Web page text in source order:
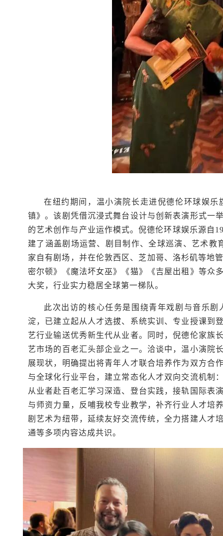
在纽约期间，温小演院长走进倪德伦环球娱
镇》。该剧凭借沉浸式舞台设计与创新表演形式一
的艺术创作与产业运作模式。倪德伦环球娱乐源自
建了涵盖剧场运营、剧目制作、全球巡演、艺术
家自有剧场，并在伦敦西区、芝加哥、洛杉矶等地
密尔顿》《魔法坏女巫》《猫》《吉屋出租》等众
大奖，行业实力稳居全球第一梯队。
此次出访的核心任务是围绕青年戏剧与音乐
淀，已建立起从人才选拔、系统实训、专业授课到
艺行业输送优秀新生代从业者。同时，倪德伦家族
艺市场的百老汇头部企业之一。洽谈中，温小演院
展现状，明确提出将青年人才联合培养作为双方合
与全球化行业平台，建立常态化人才双向交流机制
从业者赴百老汇学习深造、登台实践，接轨国际表
与师资力量，反哺我校专业教学，补齐行业人才培
剧艺术为纽带，延续友好交流传统，全力搭建人才
通等多项内容达成共识。